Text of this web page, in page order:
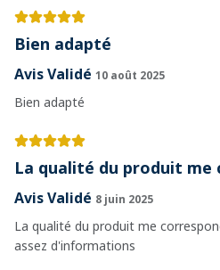
Bien adapté
Avis Validé 10 août 2025
Bien adapté
La qualité du produit me
Avis Validé 8 juin 2025
La qualité du produit me
assez d'informations